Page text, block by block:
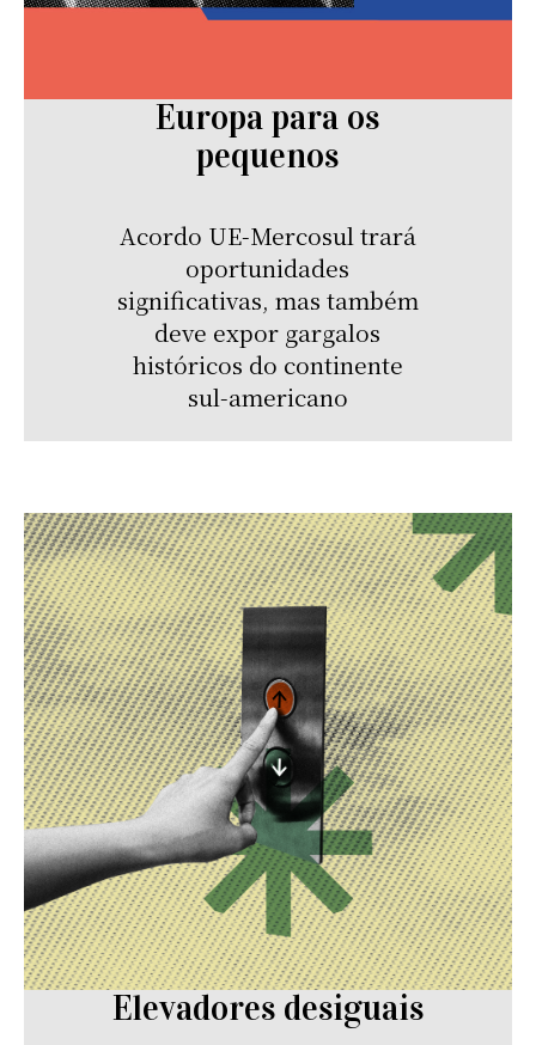
Europa para os
pequenos
Acordo UE-Mercosul trará
oportunidades
significativas, mas também
deve expor gargalos
históricos do continente
sul-americano
Elevadores desiguais